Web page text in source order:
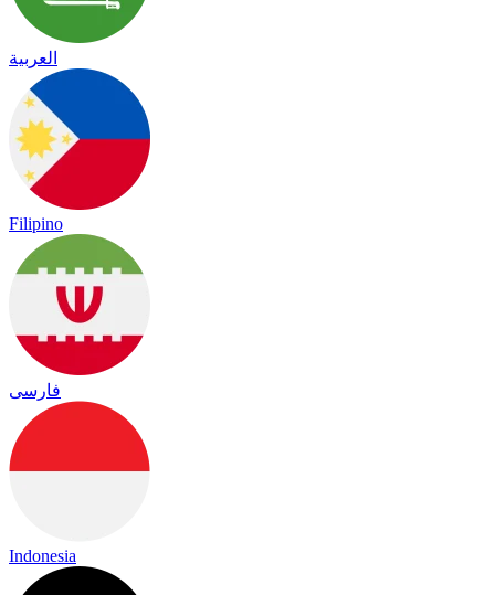
العربية
Filipino
فارسی
Indonesia